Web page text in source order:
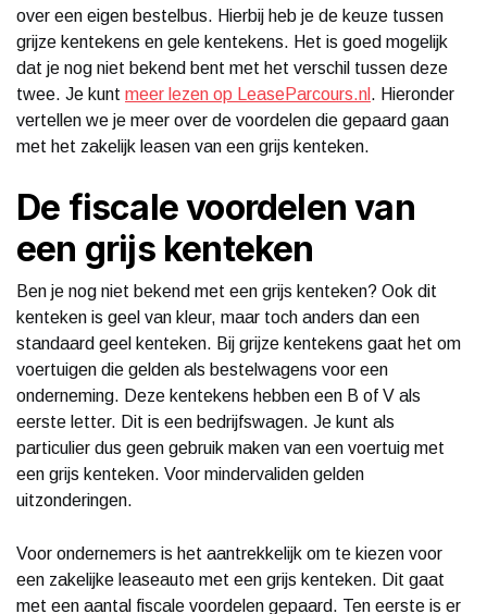
over een eigen bestelbus. Hierbij heb je de keuze tussen
grijze kentekens en gele kentekens. Het is goed mogelijk
dat je nog niet bekend bent met het verschil tussen deze
twee. Je kunt meer lezen op LeaseParcours.nl . Hieronder
vertellen we je meer over de voordelen die gepaard gaan
met het zakelijk leasen van een grijs kenteken.
De fiscale voordelen van
een grijs kenteken
Ben je nog niet bekend met een grijs kenteken? Ook dit
kenteken is geel van kleur, maar toch anders dan een
standaard geel kenteken. Bij grijze kentekens gaat het om
voertuigen die gelden als bestelwagens voor een
onderneming. Deze kentekens hebben een B of V als
eerste letter. Dit is een bedrijfswagen. Je kunt als
particulier dus geen gebruik maken van een voertuig met
een grijs kenteken. Voor mindervaliden gelden
uitzonderingen.
Voor ondernemers is het aantrekkelijk om te kiezen voor
een zakelijke leaseauto met een grijs kenteken. Dit gaat
met een aantal fiscale voordelen gepaard. Ten eerste is er